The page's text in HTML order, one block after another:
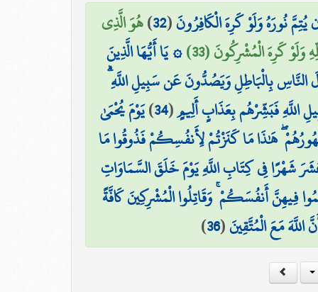
يُتِمَّ نُورَهُ وَلَوْ كَرِهَ الْكَافِرُونَ(
32
)هُوَ الَّذِي
كَرِهَ الْمُشْرِكُونَ (33)
۞ يَا أَيُّهَا الَّذِينَ
النَّاسِ بِالْبَاطِلِ وَيَصُدُّونَ عَن سَبِيلِ اللَّهِ
اللَّهِ فَبَشِّرْهُم بِعَذَابٍ أَلِيمٍ(
34
)يَوْمَ يُحْمَىٰ
هَٰذَا مَا كَنَزْتُمْ لِأَنفُسِكُمْ فَذُوقُوا مَا
شَهْرًا فِي كِتَابِ اللَّهِ يَوْمَ خَلَقَ السَّمَاوَاتِ
فِيهِنَّ أَنفُسَكُمْ ۚ وَقَاتِلُوا الْمُشْرِكِينَ كَافَّةً
مَعَ الْمُتَّقِينَ(
36
)